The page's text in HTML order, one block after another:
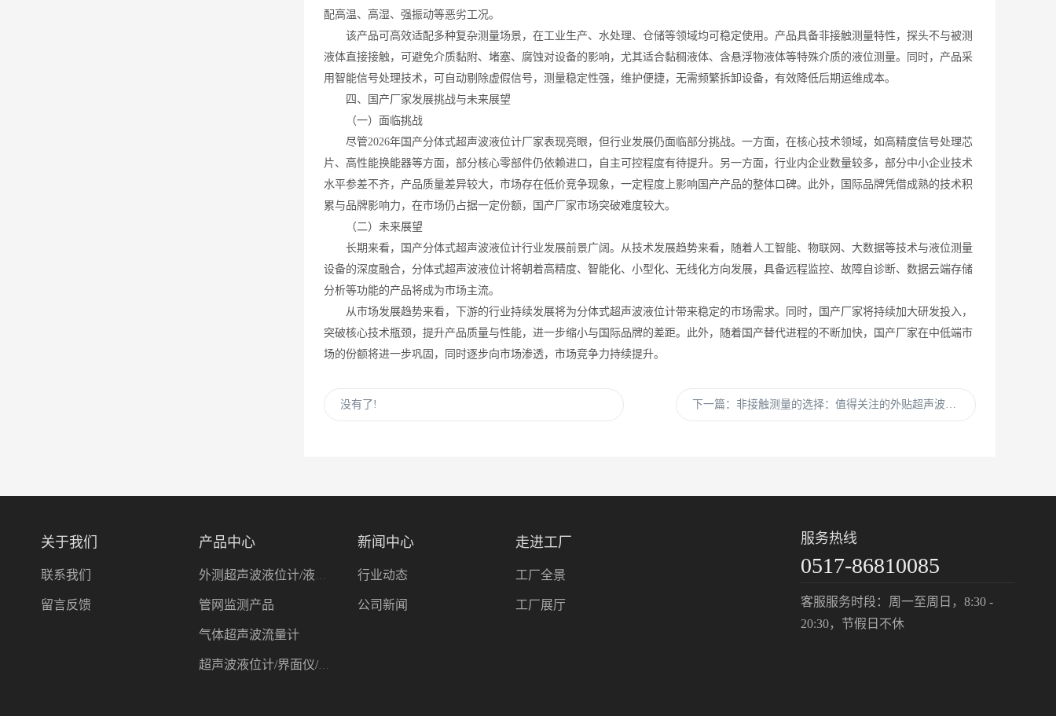
配高温、高湿、强振动等恶劣工况。
该产品可高效适配多种复杂测量场景，在工业生产、水处理、仓储等领域均可稳定使用。产品具备非接触测量特性，探头不与被测
液体直接接触，可避免介质黏附、堵塞、腐蚀对设备的影响，尤其适合黏稠液体、含悬浮物液体等特殊介质的液位测量。同时，产品采
用智能信号处理技术，可自动剔除虚假信号，测量稳定性强，维护便捷，无需频繁拆卸设备，有效降低后期运维成本。
四、国产厂家发展挑战与未来展望
（一）面临挑战
尽管2026年国产分体式超声波液位计厂家表现亮眼，但行业发展仍面临部分挑战。一方面，在核心技术领域，如高精度信号处理芯
片、高性能换能器等方面，部分核心零部件仍依赖进口，自主可控程度有待提升。另一方面，行业内企业数量较多，部分中小企业技术
水平参差不齐，产品质量差异较大，市场存在低价竞争现象，一定程度上影响国产产品的整体口碑。此外，国际品牌凭借成熟的技术积
累与品牌影响力，在市场仍占据一定份额，国产厂家市场突破难度较大。
（二）未来展望
长期来看，国产分体式超声波液位计行业发展前景广阔。从技术发展趋势来看，随着人工智能、物联网、大数据等技术与液位测量
设备的深度融合，分体式超声波液位计将朝着高精度、智能化、小型化、无线化方向发展，具备远程监控、故障自诊断、数据云端存储
分析等功能的产品将成为市场主流。
从市场发展趋势来看，下游的行业持续发展将为分体式超声波液位计带来稳定的市场需求。同时，国产厂家将持续加大研发投入，
突破核心技术瓶颈，提升产品质量与性能，进一步缩小与国际品牌的差距。此外，随着国产替代进程的不断加快，国产厂家在中低端市
场的份额将进一步巩固，同时逐步向市场渗透，市场竞争力持续提升。
没有了! 下一篇：非接触测量的选择：值得关注的外贴超声波液位计供应商
关于我们
联系我们
留言反馈
产品中心
外测超声波液位计/液位开关
管网监测产品
气体超声波流量计
超声波液位计/界面仪/测深仪
新闻中心
行业动态
公司新闻
走进工厂
工厂全景
工厂展厅
服务热线
0517-86810085
客服服务时段：周一至周日，8:30 -
20:30，节假日不休